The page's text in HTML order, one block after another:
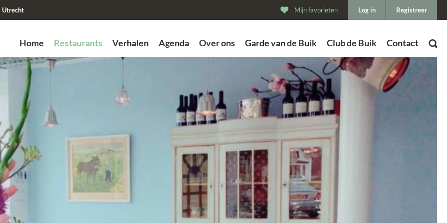
Utrecht Registreer
Log in
Mijn favorieten
Home Restaurants Verhalen Agenda Over ons Garde van de Buik Club de Buik Contact
Zoek
ZOEK